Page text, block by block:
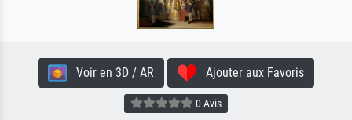
Voir en 3D / AR Ajouter aux Favoris
0 Avis